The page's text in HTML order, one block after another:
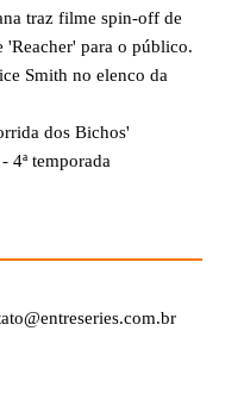
traz filme spin-off de
'Reacher' para o público.
Smith no elenco da
dos Bichos'
4ª temporada